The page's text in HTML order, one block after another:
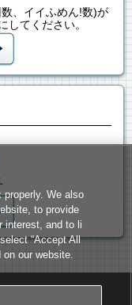
、イイふめん!数)が
してください。
properly. We also
to provide
interest, and to li
“Accept All
our website.